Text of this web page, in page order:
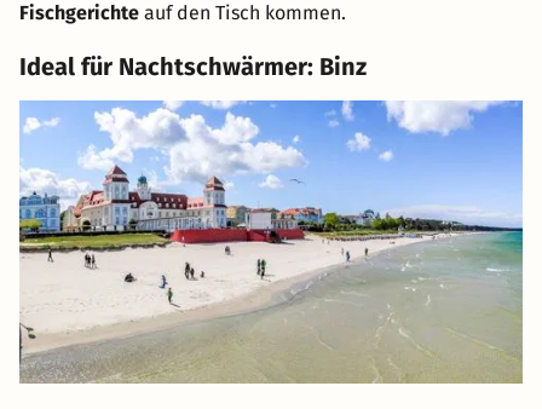
Fischgerichte auf den Tisch kommen.
Ideal für Nachtschwärmer: Binz